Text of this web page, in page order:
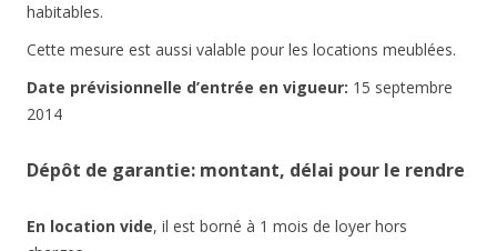
habitables.
Cette mesure est aussi valable pour les locations meublées.
Date prévisionnelle d’entrée en vigueur: 15 septembre
2014
Dépôt de garantie: montant, délai pour le rendre
En location vide, il est borné à 1 mois de loyer hors